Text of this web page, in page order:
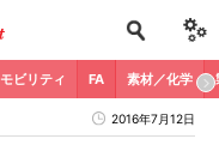
モビリティ FA 素材／化学
2016年7月12日